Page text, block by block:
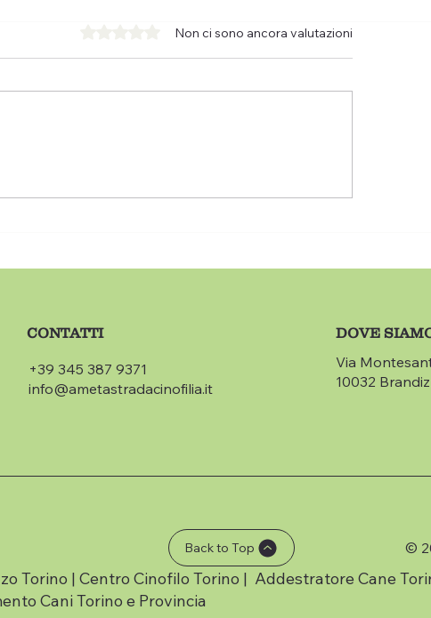
Valutazione 0 stelle su 5.Non ci sono ancora valutazioni
CONTATTI
+39 345 387 9371
info@ametastradacinofilia.it
DOVE
Via
10032
Back to Top ©
Torino | Centro Cinofilo Torino | Addestratore Cane
Cani Torino e Provincia